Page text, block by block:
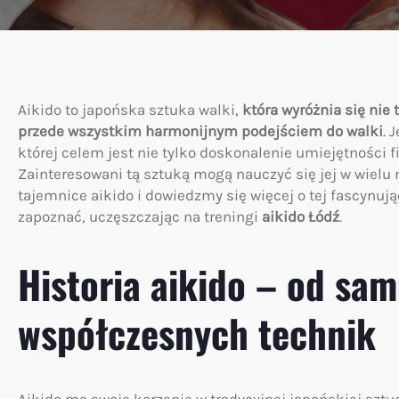
Aikido to japońska sztuka walki, która wyróżnia się
przede wszystkim harmonijnym podejściem do walki.
której celem jest nie tylko doskonalenie umiejętności
Zainteresowani tą sztuką mogą nauczyć się jej w wielu
tajemnice aikido i dowiedzmy się więcej o tej
zapoznać, uczęszczając na treningi aikido Łódź.
Historia aikido – od
współczesnych technik